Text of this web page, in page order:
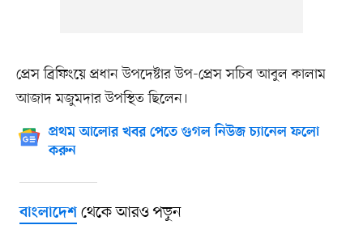
প্রেস ব্রিফিংয়ে প্রধান উপদেষ্টার উপ-প্রেস সচিব আবুল কালাম
আজাদ মজুমদার উপস্থিত ছিলেন।
প্রথম আলোর খবর পেতে গুগল নিউজ চ্যানেল ফলো
করুন
বাংলাদেশথেকে আরও পড়ুন